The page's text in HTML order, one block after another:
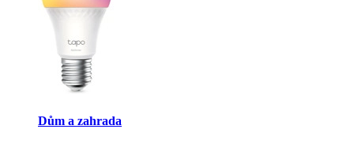
Dům a zahrada